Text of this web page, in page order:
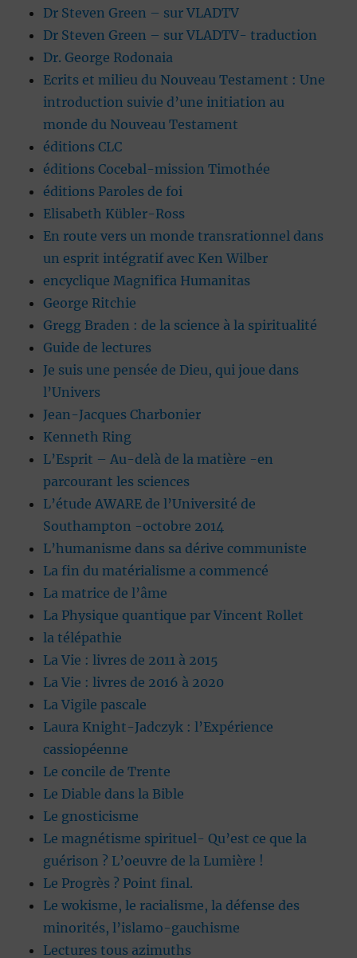
Dr Steven Green – sur VLADTV
Dr Steven Green – sur VLADTV- traduction
Dr. George Rodonaia
Ecrits et milieu du Nouveau Testament : Une
introduction suivie d’une initiation au
monde du Nouveau Testament
éditions CLC
éditions Cocebal-mission Timothée
éditions Paroles de foi
Elisabeth Kübler-Ross
En route vers un monde transrationnel dans
un esprit intégratif avec Ken Wilber
encyclique Magnifica Humanitas
George Ritchie
Gregg Braden : de la science à la spiritualité
Guide de lectures
Je suis une pensée de Dieu, qui joue dans
l’Univers
Jean-Jacques Charbonier
Kenneth Ring
L’Esprit – Au-delà de la matière -en
parcourant les sciences
L’étude AWARE de l’Université de
Southampton -octobre 2014
L’humanisme dans sa dérive communiste
La fin du matérialisme a commencé
La matrice de l’âme
La Physique quantique par Vincent Rollet
la télépathie
La Vie : livres de 2011 à 2015
La Vie : livres de 2016 à 2020
La Vigile pascale
Laura Knight-Jadczyk : l’Expérience
cassiopéenne
Le concile de Trente
Le Diable dans la Bible
Le gnosticisme
Le magnétisme spirituel- Qu’est ce que la
guérison ? L’oeuvre de la Lumière !
Le Progrès ? Point final.
Le wokisme, le racialisme, la défense des
minorités, l’islamo-gauchisme
Lectures tous azimuths